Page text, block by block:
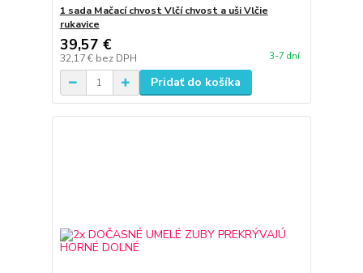
1 sada Mačací chvost Vlčí chvost a uši Vlčie
rukavice
39,57 €
32,17 € bez DPH 3-7 dní
Pridať do košíka